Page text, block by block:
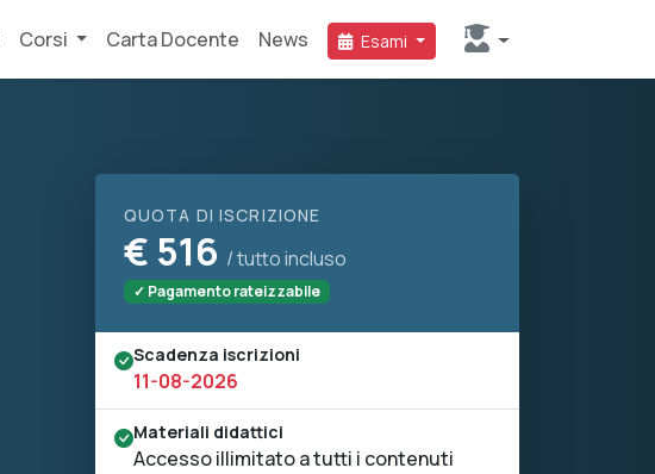
Corsi Carta Docente News Esami
QUOTA DI ISCRIZIONE
€ 516 / tutto incluso
✓ Pagamento rateizzabile
Scadenza iscrizioni
11-08-2026
Materiali didattici
Accesso illimitato a tutti i contenuti